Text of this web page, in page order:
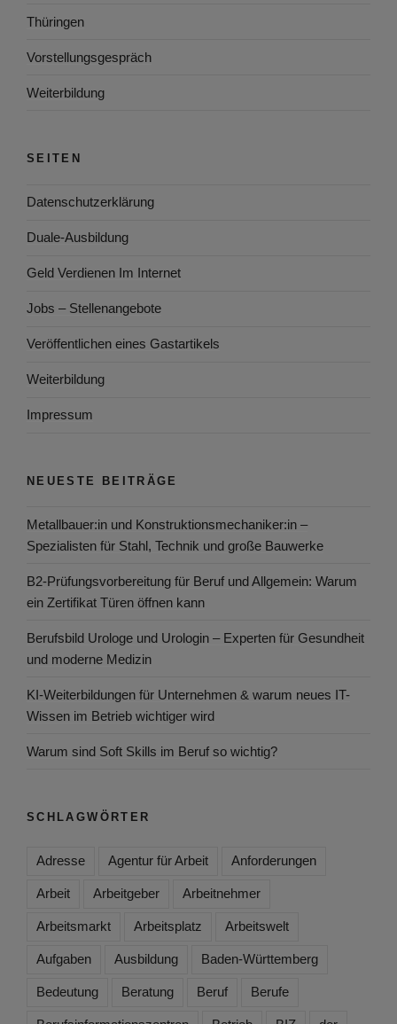
Thüringen
Vorstellungsgespräch
Weiterbildung
SEITEN
Datenschutzerklärung
Duale-Ausbildung
Geld Verdienen Im Internet
Jobs – Stellenangebote
Veröffentlichen eines Gastartikels
Weiterbildung
Impressum
NEUESTE BEITRÄGE
Metallbauer:in und Konstruktionsmechaniker:in –
Spezialisten für Stahl, Technik und große Bauwerke
B2-Prüfungsvorbereitung für Beruf und Allgemein: Warum
ein Zertifikat Türen öffnen kann
Berufsbild Urologe und Urologin – Experten für Gesundheit
und moderne Medizin
KI-Weiterbildungen für Unternehmen & warum neues IT-
Wissen im Betrieb wichtiger wird
Warum sind Soft Skills im Beruf so wichtig?
SCHLAGWÖRTER
Adresse Agentur für Arbeit Anforderungen
Arbeit Arbeitgeber Arbeitnehmer
Arbeitsmarkt Arbeitsplatz Arbeitswelt
Aufgaben Ausbildung Baden-Württemberg
Bedeutung Beratung Beruf Berufe